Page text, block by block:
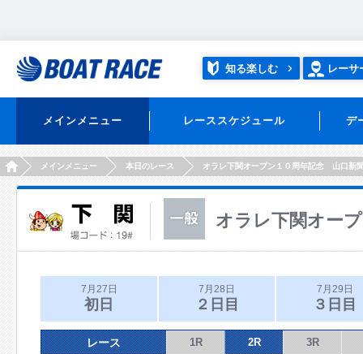
知る楽しむ レーサ
メインメニュー レーススケジュール デ
HOMEメインメニュー 本日のレース オラレ下関オープン１０周年記念 山口新
オラレ下関オー
7月27日
初日
7月28日
２日目
7月29日
３日目
レース 1R 2R 3R